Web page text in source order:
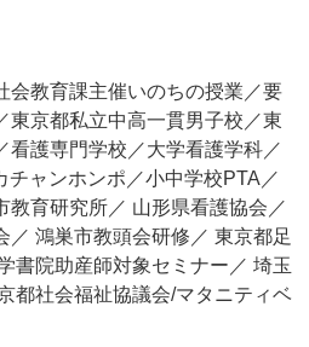
会教育課主催いのちの授業／要
東京都私立中高一貫男子校／東
看護専門学校／大学看護学科／
ャンホンポ／小中学校PTA／
教育研究所／ 山形県看護協会／
／ 鴻巣市教頭会研修／ 東京都足
書院助産師対象セミナー／ 埼玉
都社会福祉協議会/マタニティベ